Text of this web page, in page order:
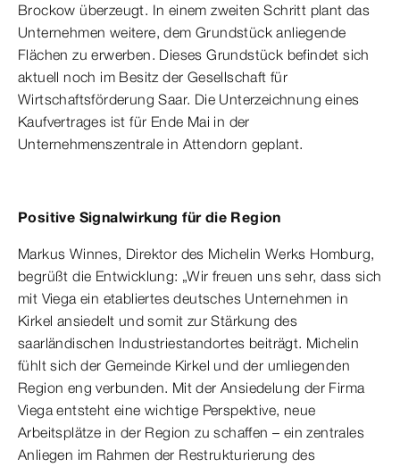
Brockow überzeugt. In einem zweiten Schritt plant das
Unternehmen weitere, dem Grundstück anliegende
Flächen zu erwerben. Dieses Grundstück befindet sich
aktuell noch im Besitz der Gesellschaft für
Wirtschaftsförderung Saar. Die Unterzeichnung eines
Kaufvertrages ist für Ende Mai in der
Unternehmenszentrale in Attendorn geplant.
Positive Signalwirkung für die Region
Markus Winnes, Direktor des Michelin Werks Homburg,
begrüßt die Entwicklung: „Wir freuen uns sehr, dass sich
mit Viega ein etabliertes deutsches Unternehmen in
Kirkel ansiedelt und somit zur Stärkung des
saarländischen Industriestandortes beiträgt. Michelin
fühlt sich der Gemeinde Kirkel und der umliegenden
Region eng verbunden. Mit der Ansiedelung der Firma
Viega entsteht eine wichtige Perspektive, neue
Arbeitsplätze in der Region zu schaffen – ein zentrales
Anliegen im Rahmen der Restrukturierung des